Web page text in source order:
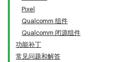
Pixel
Qualcomm 组件
Qualcomm 闭源组件
功能补丁
常见问题和解答